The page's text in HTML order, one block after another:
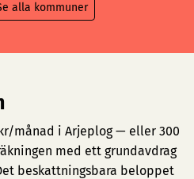
alla kommuner
månad i Arjeplog — eller 300
med ett grundavdrag
beskattningsbara beloppet